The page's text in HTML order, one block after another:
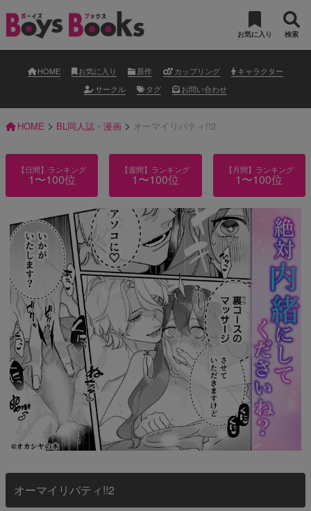
お気に入り 検索
HOME お気に入り 原作 カップリング
キャラクター
サークル
タグ お問い合わせ
HOME > BL同人誌・漫画 > オーマイリバティ!!2
【日間】ランキング
1〜100位
【週間】ランキング
1〜100位
【月間】ランキング
1〜100位
オーマイリバティ!!2